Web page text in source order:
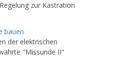
zur Kastration
bauen
der elektrischen
"Missunde II"